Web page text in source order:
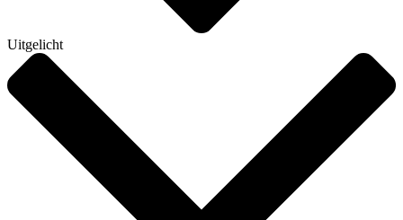
Uitgelicht